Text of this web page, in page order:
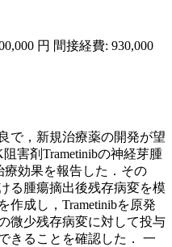
円 間接経費: 930,000
で，新規治療薬の開発が望
害剤Trametinibの神経芽腫
療効果を報告した．その
る腫瘍摘出後残存病変を模
作成し，Trametinibを原発
微少残存病変に対して投与
きることを確認した． 一